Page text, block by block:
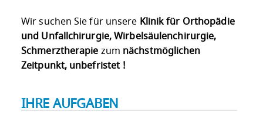
Wir suchen Sie für unsere Klinik für Orthopädie
und Unfallchirurgie, Wirbelsäulenchirurgie,
Schmerztherapie zum nächstmöglichen
Zeitpunkt, unbefristet !
IHRE AUFGABEN